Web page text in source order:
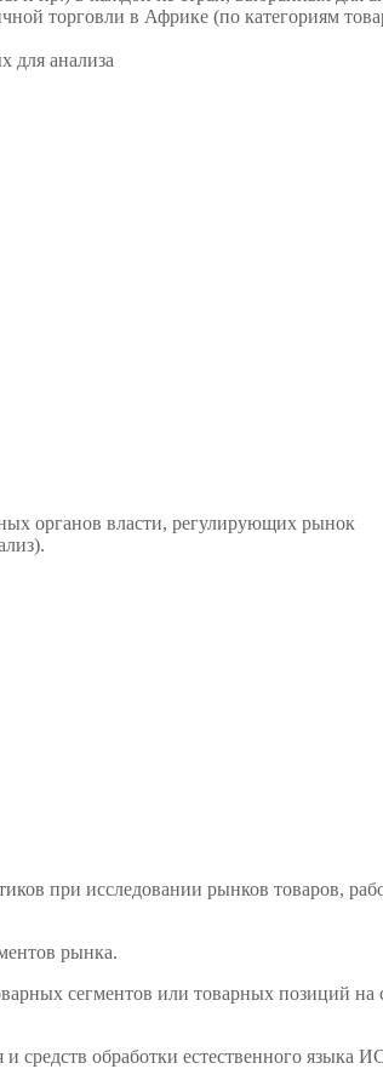
торговли в Африке (по категориям
для анализа
органов власти, регулирующих рынок
при исследовании рынков товаров,
рынка.
сегментов или товарных позиций
обработки естественного языка